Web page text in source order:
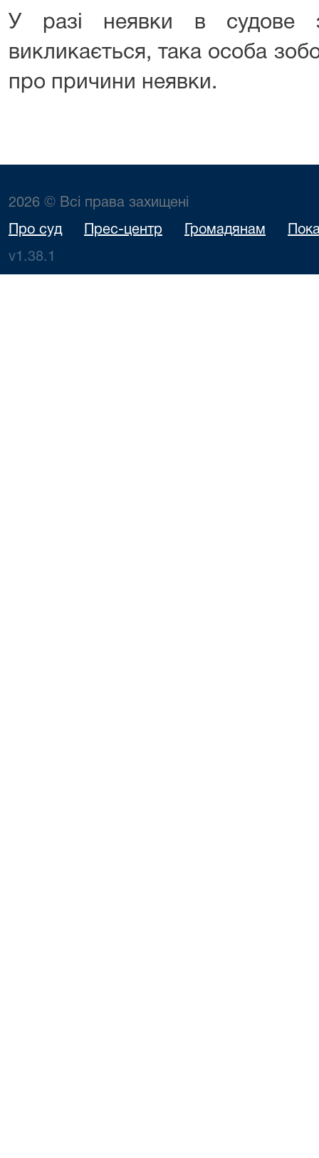
У разі неявки в судове
викликається, така особа
про причини неявки.
2026 © Всі права захищені
Про суд Прес-центр Громадянам
v1.38.1